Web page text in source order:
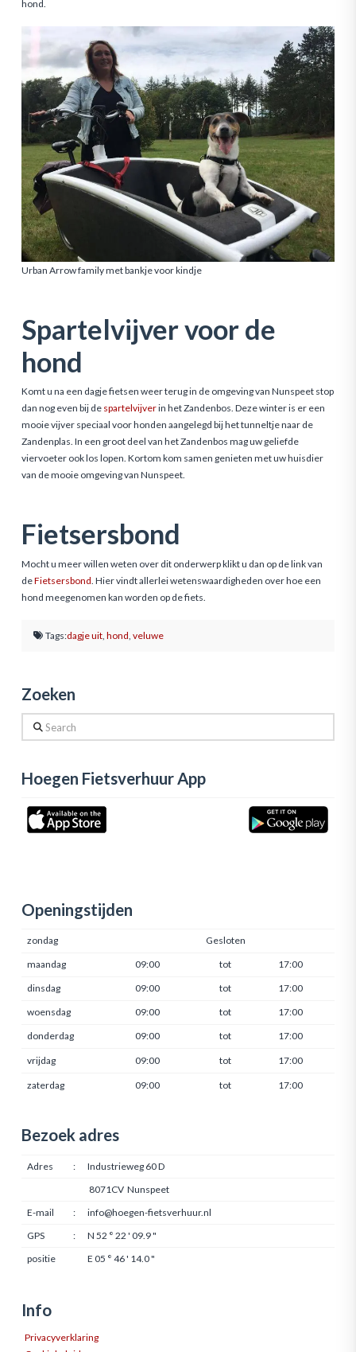
hond.
Urban Arrow family met bankje voor kindje
Spartelvijver voor de
hond
Komt u na een dagje fietsen weer terug in de omgeving van Nunspeet stop
dan nog even bij de spartelvijverin het Zandenbos. Deze winter is er een
mooie vijver speciaal voor honden aangelegd bij het tunneltje naar de
Zandenplas. In een groot deel van het Zandenbos mag uw geliefde
viervoeter ook los lopen. Kortom kom samen genieten met uw huisdier
van de mooie omgeving van Nunspeet.
Fietsersbond
Mocht u meer willen weten over dit onderwerp klikt u dan op de link van
deFietsersbond. Hier vindt allerlei wetenswaardigheden over hoe een
hond meegenomen kan worden op de fiets.
Tags:dagje uit,hond,veluwe
Zoeken
Search
Hoegen Fietsverhuur App
Openingstijden
zondag
Gesloten
maandag
09:00 tot
17:00
dinsdag
09:00 tot
17:00
woensdag
09:00 tot
17:00
donderdag
09:00 tot 17:00
vrijdag 09:00 tot 17:00
zaterdag 09:00 tot 17:00
Bezoek adres
Adres :
Industrieweg 60 D
8071CV Nunspeet
E-mail
:
info@hoegen-fietsverhuur.nl
GPS
:
N 52 ° 22 ' 09.9 "
positie
E 05 ° 46 ' 14.0 "
Info
Privacyverklaring